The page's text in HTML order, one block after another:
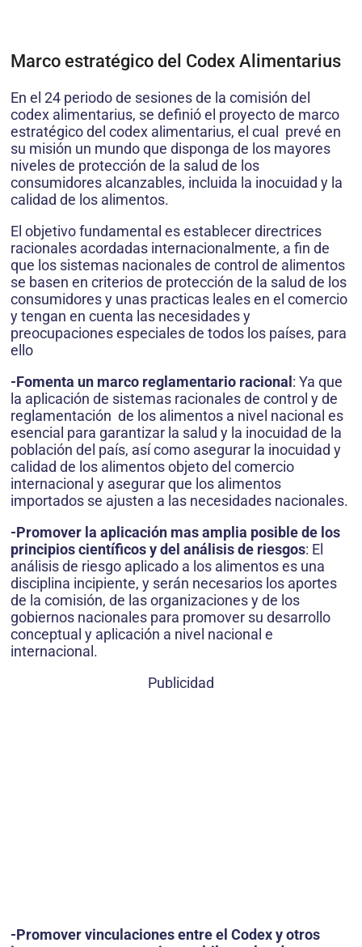
Marco estratégico del Codex Alimentarius
En el 24 periodo de sesiones de la comisión del
codex alimentarius, se definió el proyecto de marco
estratégico del codex alimentarius, el cual prevé en
su misión un mundo que disponga de los mayores
niveles de protección de la salud de los
consumidores alcanzables, incluida la inocuidad y la
calidad de los alimentos.
El objetivo fundamental es establecer directrices
racionales acordadas internacionalmente, a fin de
que los sistemas nacionales de control de alimentos
se basen en criterios de protección de la salud de los
consumidores y unas practicas leales en el comercio
y tengan en cuenta las necesidades y
preocupaciones especiales de todos los países, para
ello
-Fomenta un marco reglamentario racional: Ya que
la aplicación de sistemas racionales de control y de
reglamentación de los alimentos a nivel nacional es
esencial para garantizar la salud y la inocuidad de la
población del país, así como asegurar la inocuidad y
calidad de los alimentos objeto del comercio
internacional y asegurar que los alimentos
importados se ajusten a las necesidades nacionales.
-Promover la aplicación mas amplia posible de los
principios científicos y del análisis de riesgos: El
análisis de riesgo aplicado a los alimentos es una
disciplina incipiente, y serán necesarios los aportes
de la comisión, de las organizaciones y de los
gobiernos nacionales para promover su desarrollo
conceptual y aplicación a nivel nacional e
internacional.
Publicidad
-Promover vinculaciones entre el Codex y otros